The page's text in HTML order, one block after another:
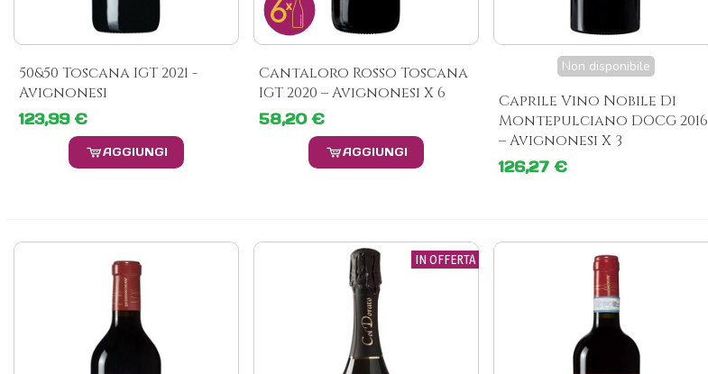
50&50 Toscana IGT 2021 -
Avignonesi
123,99 €
AGGIUNGI
Cantaloro Rosso Toscana
IGT 2020 – Avignonesi X 6
58,20 €
AGGIUNGI
Non disponibile
Caprile Vino Nobile Di
Montepulciano DOCG 2016
– Avignonesi X 3
126,27 €
IN OFFERTA